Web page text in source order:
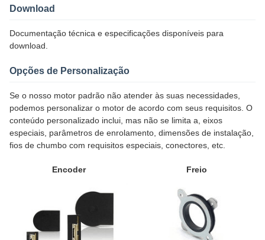
Download
Documentação técnica e especificações disponíveis para
download.
Opções de Personalização
Se o nosso motor padrão não atender às suas necessidades,
podemos personalizar o motor de acordo com seus requisitos. O
conteúdo personalizado inclui, mas não se limita a, eixos
especiais, parâmetros de enrolamento, dimensões de instalação,
fios de chumbo com requisitos especiais, conectores, etc.
Encoder Freio